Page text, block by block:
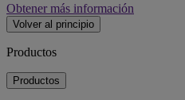
Obtener más información
Volver al principio
Productos
Productos